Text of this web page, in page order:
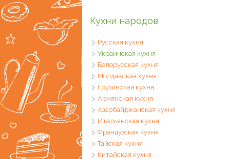
Кухни народов
Русская кухня
Украинская кухня
Белорусская кухня
Молдавская кухня
Грузинская кухня
Армянская кухня
Азербайджанская кухня
Итальянская кухня
Французская кухня
Тайская кухня
Китайская кухня